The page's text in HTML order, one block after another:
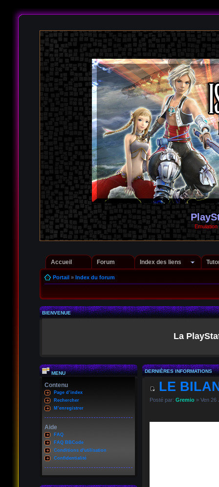
Accueil Forum Index des liens
Portail» Index du forum
BIENVENUE
La
MENU
Contenu
Page d’index
Rechercher
M’enregistrer
Aide
FAQ
FAQ BBCode
Conditions d'utilisation
Confidentialité
DERNIÈRES INFORMATIONS
LE
Posté par: Gremio» Ven 26